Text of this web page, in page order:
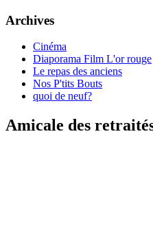
Archives
Cinéma
Diaporama Film L'or rouge
Le repas des anciens
Nos P'tits Bouts
quoi de neuf?
Amicale des